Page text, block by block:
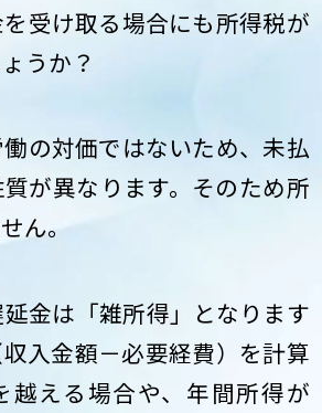
受け取る場合にも所得税が
うか？
の対価ではないため、未払
が異なります。そのため所
ん。
金は「雑所得」となります
入金額－必要経費）を計算
越える場合や、年間所得が